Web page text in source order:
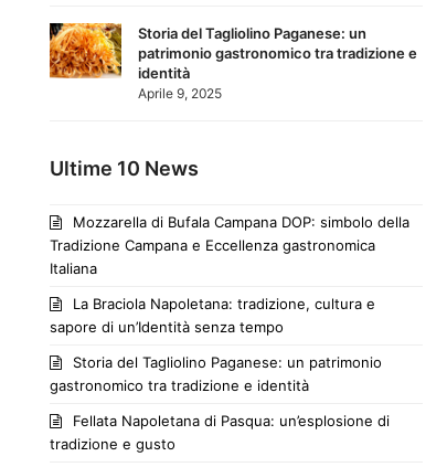
Storia del Tagliolino Paganese: un
patrimonio gastronomico tra tradizione e
identità
Aprile 9, 2025
Ultime 10 News
Mozzarella di Bufala Campana DOP: simbolo della
Tradizione Campana e Eccellenza gastronomica
Italiana
La Braciola Napoletana: tradizione, cultura e
sapore di un’Identità senza tempo
Storia del Tagliolino Paganese: un patrimonio
gastronomico tra tradizione e identità
Fellata Napoletana di Pasqua: un’esplosione di
tradizione e gusto